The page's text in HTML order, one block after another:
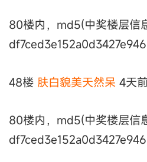
80楼内，md5(中奖楼层信
48楼 肤白貌美天然呆 4天
80楼内，md5(中奖楼层信